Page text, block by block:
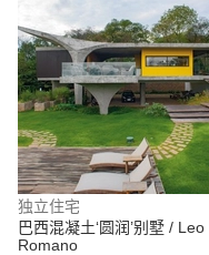
独立住宅
巴西混凝土‘圆润’别墅 / Leo
Romano